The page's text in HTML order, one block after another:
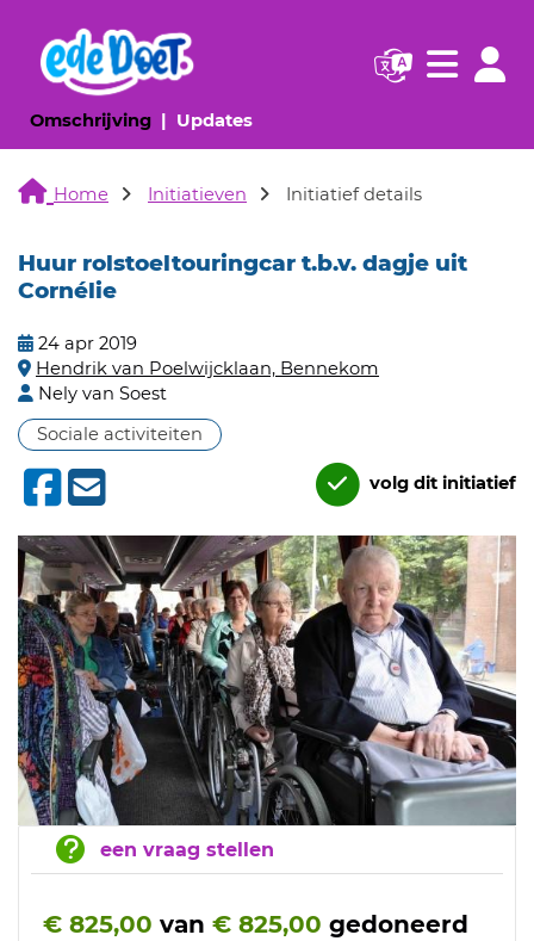
Omschrijving(huidige pagina)
Updates(huidige pagina)
Navigatie
Home Initiatieven Initiatief details
Huur rolstoeltouringcar t.b.v. dagje uit
Cornélie
24 apr 2019
Hendrik van Poelwijcklaan, Bennekom
Nely van Soest
Sociale activiteiten
volg dit initiatief
een vraag stellen
€ 825,00 van € 825,00 gedoneerd